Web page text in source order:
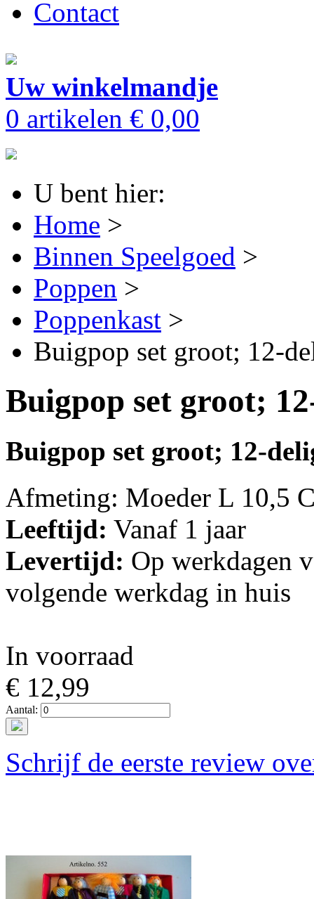
Contact
Uw winkelmandje
0 artikelen € 0,00
U bent hier:
Home >
Binnen Speelgoed >
Poppen >
Poppenkast >
Buigpop set groot; 12-
Buigpop set groot;
Buigpop set groot; 12-
Afmeting: Moeder L 10,5
Leeftijd: Vanaf 1 jaar
Levertijd: Op werkdagen
volgende werkdag in huis
In voorraad
€ 12,99
Aantal:
Schrijf de eerste review